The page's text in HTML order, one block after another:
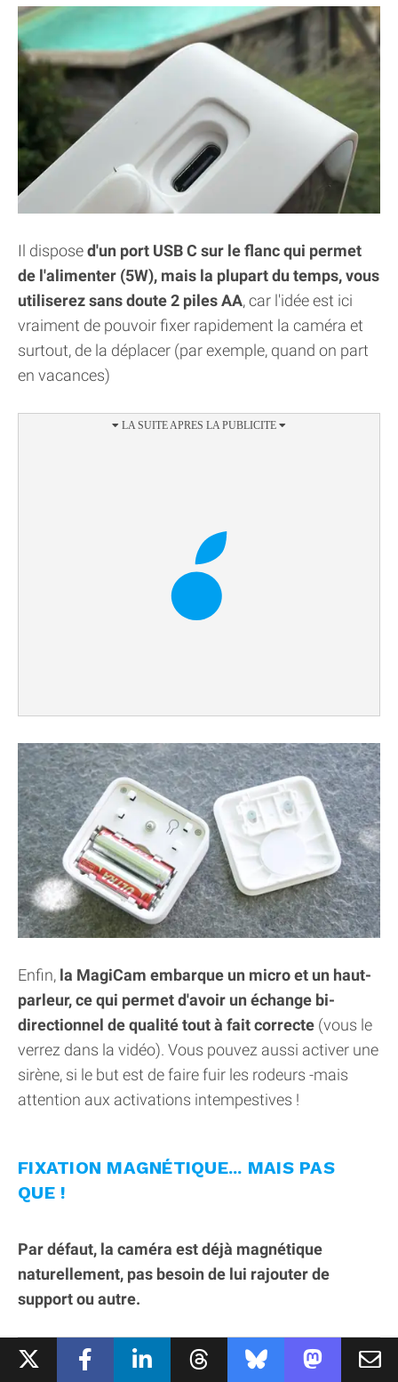
Il disposed'un port USB C sur le flanc qui permet
de l'alimenter (5W), mais la plupart du temps, vous
utiliserez sans doute 2 piles AA, car l'idée est ici
vraiment de pouvoir fixer rapidement la caméra et
surtout, de la déplacer (par exemple, quand on part
en vacances)
Enfin, la MagiCam embarque un micro et un haut-
parleur, ce qui permet d'avoir un échange bi-
directionnel de qualité tout à fait correcte (vous le
verrez dans la vidéo). Vous pouvez aussi activer une
sirène, si le but est de faire fuir les rodeurs -mais
attention aux activations intempestives !
FIXATION MAGNÉTIQUE... MAIS PAS
QUE !
Par défaut, la caméra est déjà magnétique
naturellement, pas besoin de lui rajouter de
support ou autre.